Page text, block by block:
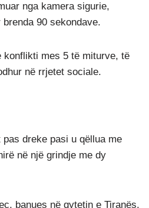
nga kamera sigurie,
90 sekondave.
konflikti mes 5 të miturve, të
në rrjetet sociale.
dreke pasi u qëllua me
në një grindje me dy
banues në qytetin e Tiranës.